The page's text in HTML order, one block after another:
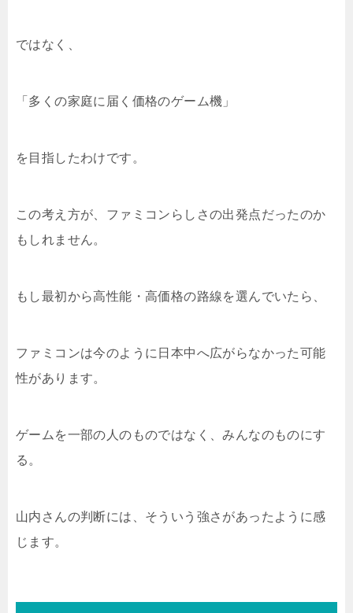
ではなく、
「多くの家庭に届く価格のゲーム機」
を目指したわけです。
この考え方が、ファミコンらしさの出発点だったのか
もしれません。
もし最初から高性能・高価格の路線を選んでいたら、
ファミコンは今のように日本中へ広がらなかった可能
性があります。
ゲームを一部の人のものではなく、みんなのものにす
る。
山内さんの判断には、そういう強さがあったように感
じます。